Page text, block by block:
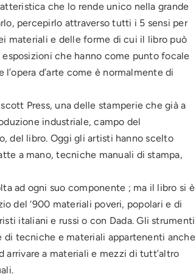
che lo rende unico nella grande
percepirlo attraverso tutti i 5 sensi per
materiali e delle forme di cui il libro può
che hanno come punto focale
d’arte come è normalmente di
Press, una delle stamperie che già a
industriale, campo del
del libro. Oggi gli artisti hanno scelto
a mano, tecniche manuali di stampa,
ad ogni suo componente ; ma il libro si è
del ‘900 materiali poveri, popolari e di
italiani e russi o con Dada. Gli strumenti
di tecniche e materiali appartenenti anche
a materiali e mezzi di tutt’altro